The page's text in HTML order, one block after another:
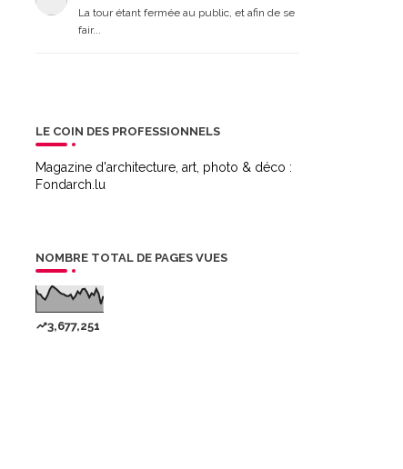
La tour étant fermée au public, et afin de se
fair...
LE COIN DES PROFESSIONNELS
Magazine d'architecture, art, photo & déco :
Fondarch.lu
NOMBRE TOTAL DE PAGES VUES
3,677,251